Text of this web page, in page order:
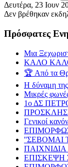
Δευτέρα, 23 Ιουν
Δεν βρέθηκαν
Πρόσφατες
Μια
ΚΑΛΟ
🏆 Από τα
Η δύναμη
Μικρές
1ο ΔΣ
Γενικοί
''ΣΕΒΟΜΑΙ
ΠΑΙΧΝΙΔΙΑ
ΕΠΙΣΚΕΨΗ